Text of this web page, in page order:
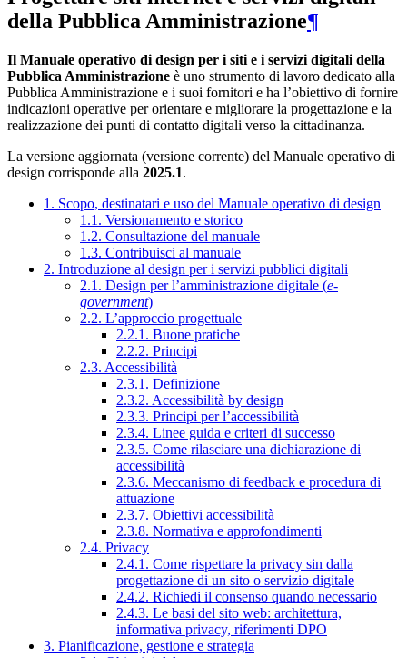
della Pubblica Amministrazione¶
Il Manuale operativo di design per i siti e i servizi digitali della
Pubblica Amministrazione è uno strumento di lavoro dedicato alla
Pubblica Amministrazione e i suoi fornitori e ha l’obiettivo di fornire
indicazioni operative per orientare e migliorare la progettazione e la
realizzazione dei punti di contatto digitali verso la cittadinanza.
La versione aggiornata (versione corrente) del Manuale operativo di
design corrisponde alla 2025.1.
1. Scopo, destinatari e uso del Manuale operativo di design
1.1. Versionamento e storico
1.2. Consultazione del manuale
1.3. Contribuisci al manuale
2. Introduzione al design per i servizi pubblici digitali
2.1. Design per l’amministrazione digitale (e-
government)
2.2. L’approccio progettuale
2.2.1. Buone pratiche
2.2.2. Principi
2.3. Accessibilità
2.3.1. Definizione
2.3.2. Accessibilità by design
2.3.3. Principi per l’accessibilità
2.3.4. Linee guida e criteri di successo
2.3.5. Come rilasciare una dichiarazione di
accessibilità
2.3.6. Meccanismo di feedback e procedura di
attuazione
2.3.7. Obiettivi accessibilità
2.3.8. Normativa e approfondimenti
2.4. Privacy
2.4.1. Come rispettare la privacy sin dalla
progettazione di un sito o servizio digitale
2.4.2. Richiedi il consenso quando necessario
2.4.3. Le basi del sito web: architettura,
informativa privacy, riferimenti DPO
3. Pianificazione, gestione e strategia